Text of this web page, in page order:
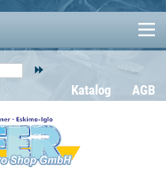
AGB
Katalog